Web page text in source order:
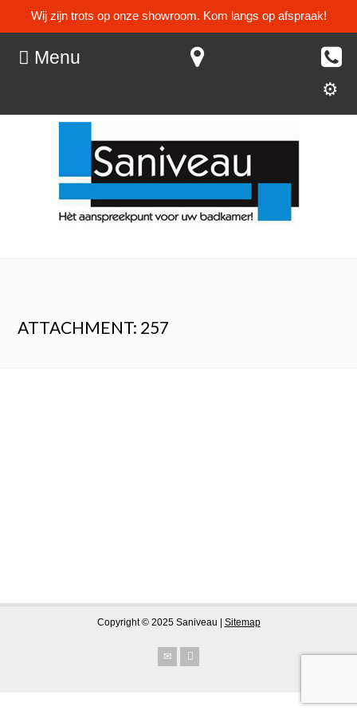
Wij zijn trots op onze showroom. Kom langs op afspraak!
Menu
ATTACHMENT: 257
Copyright © 2025 Saniveau | Sitemap